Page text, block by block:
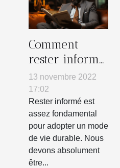
Comment
rester informé
?
13 novembre 2022
17:02
Rester informé est
assez fondamental
pour adopter un mode
de vie durable. Nous
devons absolument
être...